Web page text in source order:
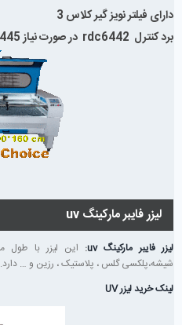
دارای فیلتر نویز گیر کلاس 3
برد کنترل rdc6442 در صورت نیاز rdc6445
لیزر فایبر مارکینگ uv
لیزر فایبر مارکینگ uv :
شیشه،پلکسی گلس ، پلاستیک ، رزین و … دارد.
لینک خرید لیزر UV